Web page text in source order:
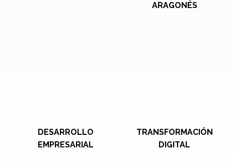
ARAGONÉS
DESARROLLO
EMPRESARIAL
TRANSFORMACIÓN
DIGITAL